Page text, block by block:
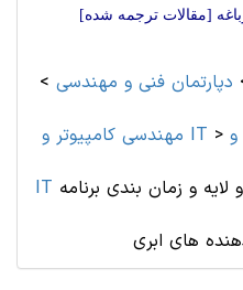
[مقالات ترجمه شده]
دپارتمان فنی و مهندسی >
مهندسی کامپیوتر و IT >
لایه و زمان بندی برنامه